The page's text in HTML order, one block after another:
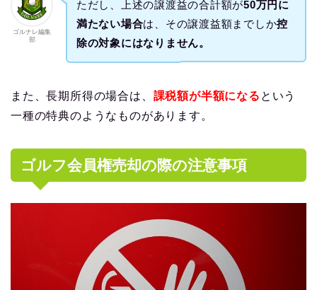
ゴルナレ編集
部
ただし、上述の譲渡益の合計額が50万円に
満たない場合は、その譲渡益額までしか控
除の対象にはなりません。
また、長期所得の場合は、 課税額が半額になる という
一種の特典のようなものがあります。
ゴルフ会員権売却の際の注意事項